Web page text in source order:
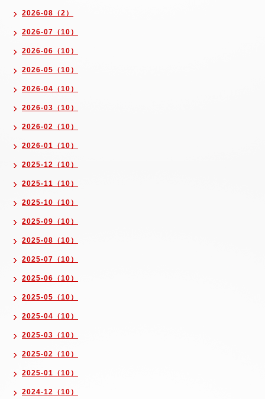
2026-08（2）
2026-07（10）
2026-06（10）
2026-05（10）
2026-04（10）
2026-03（10）
2026-02（10）
2026-01（10）
2025-12（10）
2025-11（10）
2025-10（10）
2025-09（10）
2025-08（10）
2025-07（10）
2025-06（10）
2025-05（10）
2025-04（10）
2025-03（10）
2025-02（10）
2025-01（10）
2024-12（10）